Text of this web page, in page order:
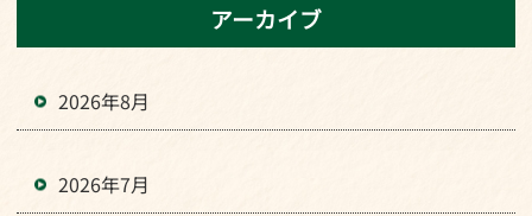
アーカイブ
2026年8月
2026年7月